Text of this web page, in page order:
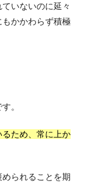
いないのに延々
かかわらず積極
。
ため、常に上か
られることを期